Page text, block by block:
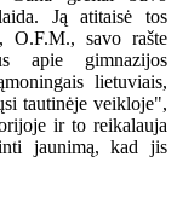
Ją atitaisė tos
O.F.M., savo rašte
apie gimnazijos
lietuviais,
tautinėje veikloje",
ir to reikalauja
jaunimą, kad jis